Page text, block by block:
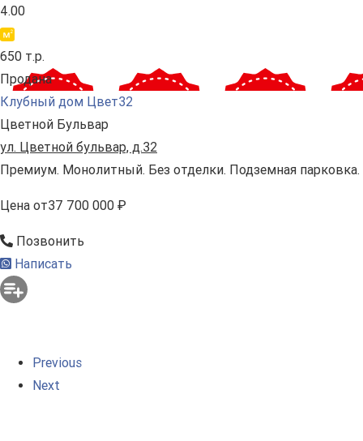
4.00
650 т.р.
Продана
Клубный дом Цвет32
Цветной Бульвар
ул. Цветной бульвар, д.32
Премиум. Монолитный. Без отделки. Подземная парковка.
Цена от37 700 000 ₽
Позвонить
Написать
Previous
Next